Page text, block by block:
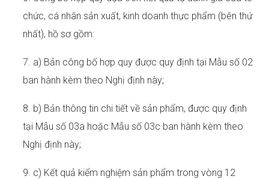
chức, cá nhân sản xuất, kinh doanh thực phẩm (bên thứ
nhất), hồ sơ gồm:
7. a) Bản công bố hợp quy được quy định tại Mẫu số 02
ban hành kèm theo Nghị định này;
8. b) Bản thông tin chi tiết về sản phẩm, được quy định
tại Mẫu số 03a hoặc Mẫu số 03c ban hành kèm theo
Nghị định này;
9. c) Kết quả kiểm nghiệm sản phẩm trong vòng 12